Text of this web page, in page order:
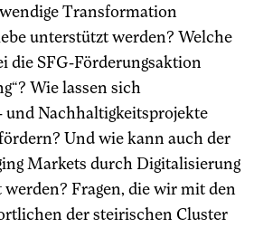
Transformation
unterstützt werden? Welche
die SFG-Förderungsaktion
Wie lassen sich
und Nachhaltigkeitsprojekte
Und wie kann auch der
Markets durch Digitalisierung
Fragen, die wir mit den
der steirischen Cluster